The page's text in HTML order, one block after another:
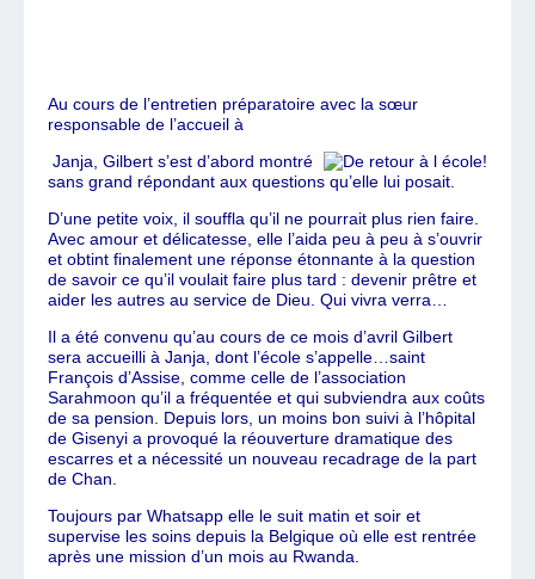
Au cours de l’entretien préparatoire avec la sœur
responsable de l’accueil à
Janja, Gilbert s’est d’abord montré
sans grand répondant aux questions qu’elle lui posait.
D’une petite voix, il souffla qu’il ne pourrait plus rien faire.
Avec amour et délicatesse, elle l’aida peu à peu à s’ouvrir
et obtint finalement une réponse étonnante à la question
de savoir ce qu’il voulait faire plus tard : devenir prêtre et
aider les autres au service de Dieu. Qui vivra verra…
Il a été convenu qu’au cours de ce mois d’avril Gilbert
sera accueilli à Janja, dont l’école s’appelle…saint
François d’Assise, comme celle de l’association
Sarahmoon qu’il a fréquentée et qui subviendra aux coûts
de sa pension. Depuis lors, un moins bon suivi à l’hôpital
de Gisenyi a provoqué la réouverture dramatique des
escarres et a nécessité un nouveau recadrage de la part
de Chan.
Toujours par Whatsapp elle le suit matin et soir et
supervise les soins depuis la Belgique où elle est rentrée
après une mission d’un mois au Rwanda.